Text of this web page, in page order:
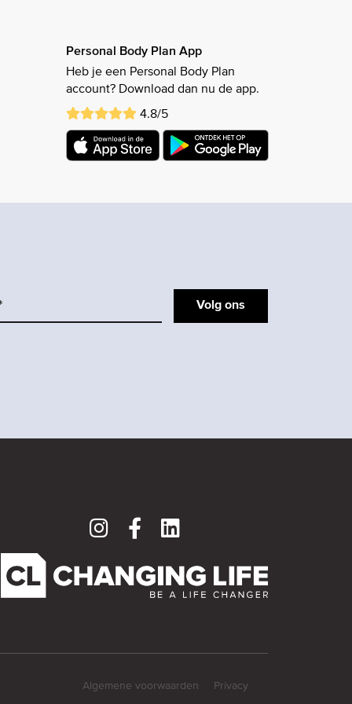
Personal Body Plan App
Heb je een Personal Body Plan
account? Download dan nu de app.
4.8/5
Volg ons
Algemene voorwaarden Privacy